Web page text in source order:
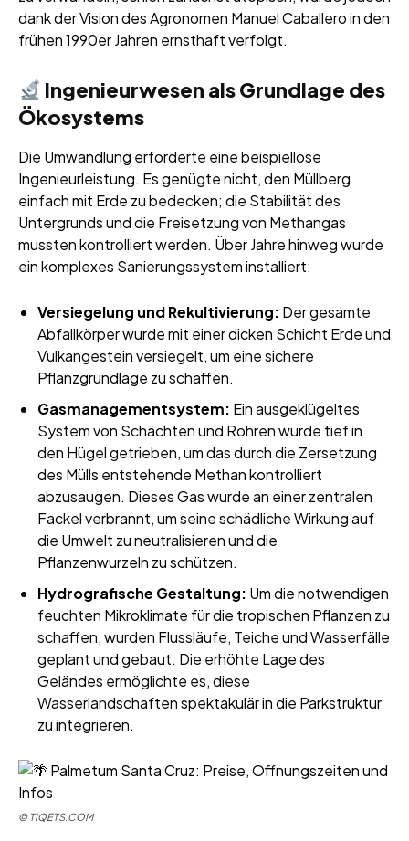
dank der Vision des Agronomen Manuel Caballero in den
frühen 1990er Jahren ernsthaft verfolgt.
Ingenieurwesen als Grundlage des
Ökosystems
Die Umwandlung erforderte eine beispiellose
Ingenieurleistung. Es genügte nicht, den Müllberg
einfach mit Erde zu bedecken; die Stabilität des
Untergrunds und die Freisetzung von Methangas
mussten kontrolliert werden. Über Jahre hinweg wurde
ein komplexes Sanierungssystem installiert:
Versiegelung und Rekultivierung: Der gesamte
Abfallkörper wurde mit einer dicken Schicht Erde und
Vulkangestein versiegelt, um eine sichere
Pflanzgrundlage zu schaffen.
Gasmanagementsystem: Ein ausgeklügeltes
System von Schächten und Rohren wurde tief in
den Hügel getrieben, um das durch die Zersetzung
des Mülls entstehende Methan kontrolliert
abzusaugen. Dieses Gas wurde an einer zentralen
Fackel verbrannt, um seine schädliche Wirkung auf
die Umwelt zu neutralisieren und die
Pflanzenwurzeln zu schützen.
Hydrografische Gestaltung: Um die notwendigen
feuchten Mikroklimate für die tropischen Pflanzen zu
schaffen, wurden Flussläufe, Teiche und Wasserfälle
geplant und gebaut. Die erhöhte Lage des
Geländes ermöglichte es, diese
Wasserlandschaften spektakulär in die Parkstruktur
zu integrieren.
©TIQETS.COM